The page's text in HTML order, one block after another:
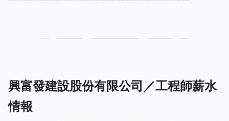
興富發建設股份有限公司／工程師薪水
情報